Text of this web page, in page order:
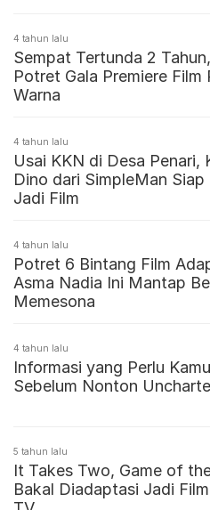
4 tahun lalu
Sempat Tertunda 2
Potret Gala Premiere Film
Warna
4 tahun lalu
Usai KKN di Desa Penari,
Dino dari SimpleMan
Jadi Film
4 tahun lalu
Potret 6 Bintang Film
Asma Nadia Ini Mantap
Memesona
4 tahun lalu
Informasi yang Perlu
Sebelum Nonton
5 tahun lalu
It Takes Two, Game of
Bakal Diadaptasi Jadi